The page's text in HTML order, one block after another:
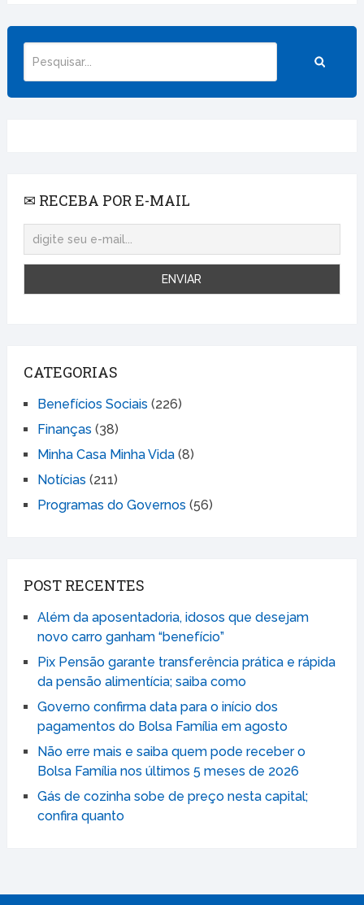
✉ RECEBA POR E-MAIL
CATEGORIAS
Benefícios Sociais (226)
Finanças (38)
Minha Casa Minha Vida(8)
Notícias (211)
Programas do Governos (56)
POST RECENTES
Além da aposentadoria, idosos que desejam
novo carro ganham “benefício”
Pix Pensão garante transferência prática e rápida
da pensão alimentícia; saiba como
Governo confirma data para o início dos
pagamentos do Bolsa Família em agosto
Não erre mais e saiba quem pode receber o
Bolsa Família nos últimos 5 meses de 2026
Gás de cozinha sobe de preço nesta capital;
confira quanto